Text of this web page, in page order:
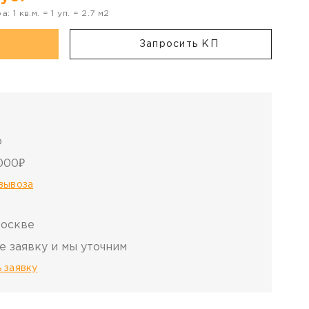
1 кв.м. =1 уп. = 2.7 м2
Запросить КП
заявку и мы уточним
заявку